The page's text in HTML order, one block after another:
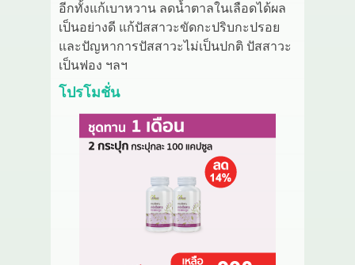
อีกทั้งแก้เบาหวาน ลดน้ำตาลในเลือดได้ผล
เป็นอย่างดี แก้ปัสสาวะขัดกะปริบกะปรอย
และปัญหาการปัสสาวะไม่เป็นปกติ ปัสสาวะ
เป็นฟอง ฯลฯ
โปรโมชั่น